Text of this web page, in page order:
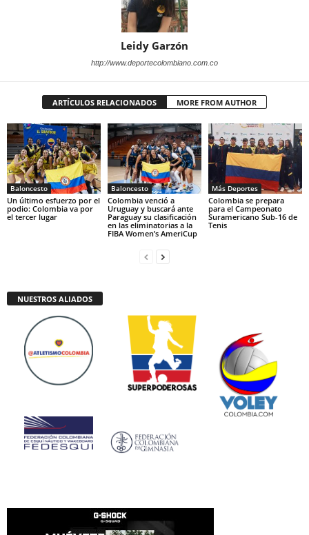
Leidy Garzón
http://www.deportecolombiano.com.co
ARTÍCULOS RELACIONADOS MORE FROM AUTHOR
Baloncesto
Un último esfuerzo por el
podio: Colombia va por
el tercer lugar
Baloncesto
Colombia venció a
Uruguay y buscará ante
Paraguay su clasificación
en las eliminatorias a la
FIBA Women’s AmeriCup
Más Deportes
Colombia se prepara
para el Campeonato
Suramericano Sub-16 de
Tenis
NUESTROS ALIADOS